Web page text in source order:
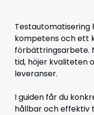
Testautomatisering
kompetens och ett
förbättringsarbete.
tid, höjer kvaliteten
leveranser.
I guiden får du
hållbar och effektiv